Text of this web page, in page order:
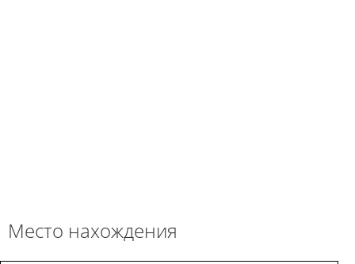
Место нахождения